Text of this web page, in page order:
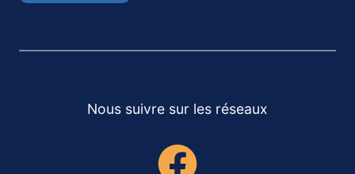
Nous suivre sur les réseaux